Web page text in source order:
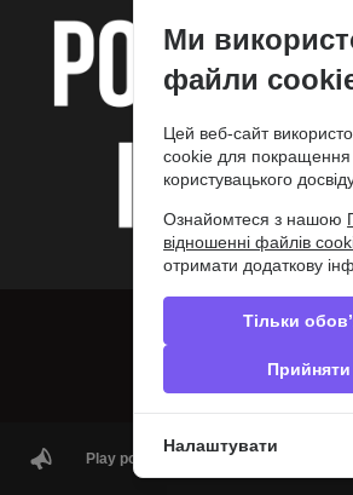
Play poker in Greece | ΟΦΙΤΕΧ Poker
Ми
файли
Цей веб-сайт
cookie для покращення
користувацького
Ознайомтеся з нашою
відношенні файлів
отримати додаткову
Тільки
Прийняти
Налаштувати